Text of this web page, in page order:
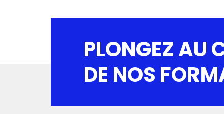
PLONGEZ AU
DE NOS